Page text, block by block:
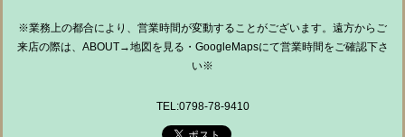
※業務上の都合により、営業時間が変動することがございます。遠方からご
来店の際は、ABOUT→地図を見る・GoogleMapsにて営業時間をご確認下さ
い※
TEL:0798-78-9410